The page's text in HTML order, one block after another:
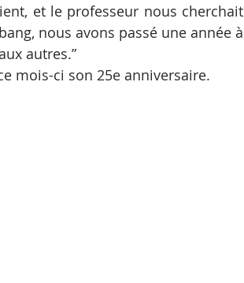
et le professeur nous cherchait
nous avons passé une année à
autres.”
mois-ci son 25e anniversaire.